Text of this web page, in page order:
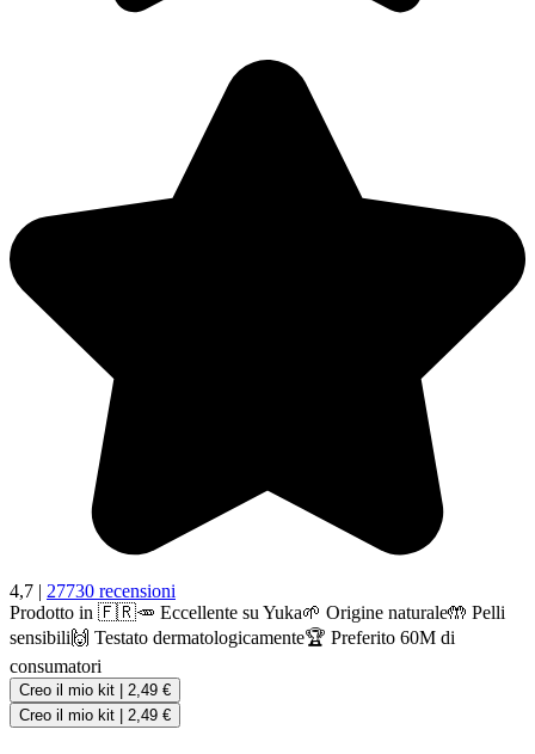
4,7 | 27730 recensioni
Prodotto in 🇫🇷🥕 Eccellente su Yuka🌱 Origine naturale🤲 Pelli
sensibili 🙌 Testato dermatologicamente🏆 Preferito 60M di
consumatori
Creo il mio kit | 2,49 €
Creo il mio kit | 2,49 €